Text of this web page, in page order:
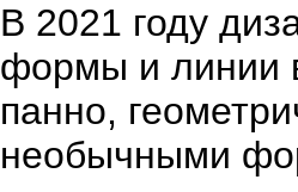
В 2021 году
формы и линии
панно,
необычными